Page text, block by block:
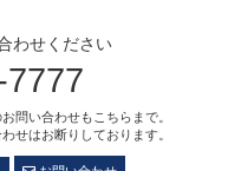
わせください
問い合わせもこちらまで。
せはお断りしております。